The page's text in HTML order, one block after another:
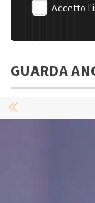
Accetto
GUARDA